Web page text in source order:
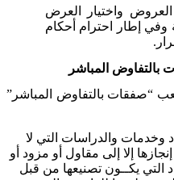
واختيار العرض
وفي إطار احترام أحكام
.
بالتفاوض المباشر
“صفقات بالتفاوض المباشر”
وخدمات والدراسات التي لا
إلا إلى مقاول أو مزود أو
يكــون تصنيعها من قبل